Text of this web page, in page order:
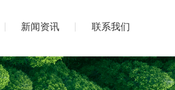
新闻资讯 联系我们